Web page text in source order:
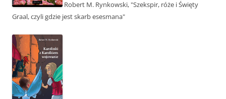
Robert M. Rynkowski, "Szekspir, róże i Święty
Graal, czyli gdzie jest skarb esesmana"